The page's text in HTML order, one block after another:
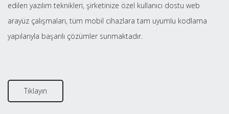
edilen yazılım teknikleri, şirketinize özel kullanıcı dostu web
arayüz çalışmaları, tüm mobil cihazlara tam uyumlu kodlama
yapılarıyla başarılı çözümler sunmaktadır.
Tıklayın